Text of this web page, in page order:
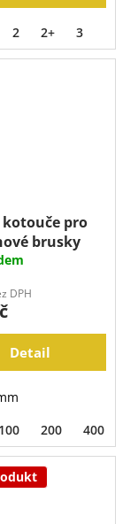
2 2+ 3
kotouče pro
brusky
DPH
Detail
100 200 400